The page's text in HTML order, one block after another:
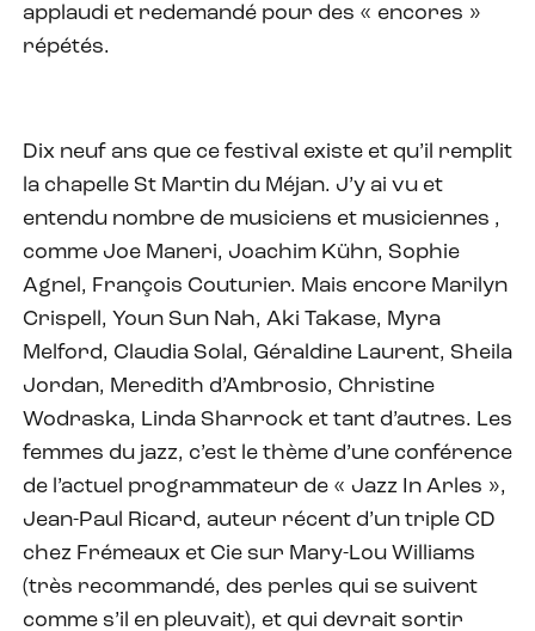
applaudi et redemandé pour des « encores »
répétés.
Dix neuf ans que ce festival existe et qu’il remplit
la chapelle St Martin du Méjan. J’y ai vu et
entendu nombre de musiciens et musiciennes ,
comme Joe Maneri, Joachim Kühn, Sophie
Agnel, François Couturier. Mais encore Marilyn
Crispell, Youn Sun Nah, Aki Takase, Myra
Melford, Claudia Solal, Géraldine Laurent, Sheila
Jordan, Meredith d’Ambrosio, Christine
Wodraska, Linda Sharrock et tant d’autres. Les
femmes du jazz, c’est le thème d’une conférence
de l’actuel programmateur de « Jazz In Arles »,
Jean-Paul Ricard, auteur récent d’un triple CD
chez Frémeaux et Cie sur Mary-Lou Williams
(très recommandé, des perles qui se suivent
comme s’il en pleuvait), et qui devrait sortir